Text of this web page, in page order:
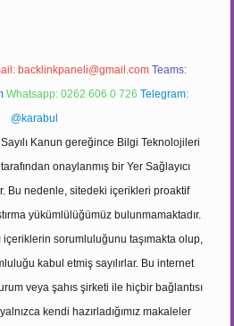
backlinkpaneli@gmail.com Teams:
Whatsapp: 0262 606 0 726 Telegram:
@karabul
Kanun gereğince Bilgi Teknolojileri
onaylanmış bir Yer Sağlayıcı
Bu nedenle, sitedeki içerikleri proaktif
yükümlülüğümüz bulunmamaktadır.
içeriklerin sorumluluğunu taşımakta olup,
kabul etmiş sayılırlar. Bu internet
veya şahıs şirketi ile hiçbir bağlantısı
kendi hazırladığımız makaleler